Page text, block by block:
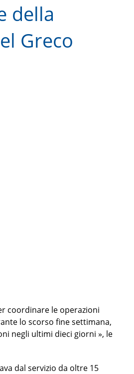
della
Greco
coordinare le operazioni
lo scorso fine settimana,
negli ultimi dieci giorni », le
dal servizio da oltre 15